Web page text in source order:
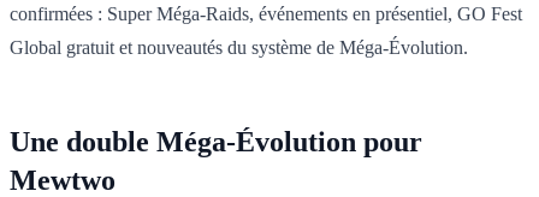
confirmées : Super Méga-Raids, événements en présentiel, GO Fest
Global gratuit et nouveautés du système de Méga-Évolution.
Une double Méga-Évolution pour
Mewtwo